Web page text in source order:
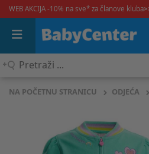
WEB AKCIJA -10% na sve* za članove kluba
Pretraži
NA POČETNU STRANICU ODJEĆA